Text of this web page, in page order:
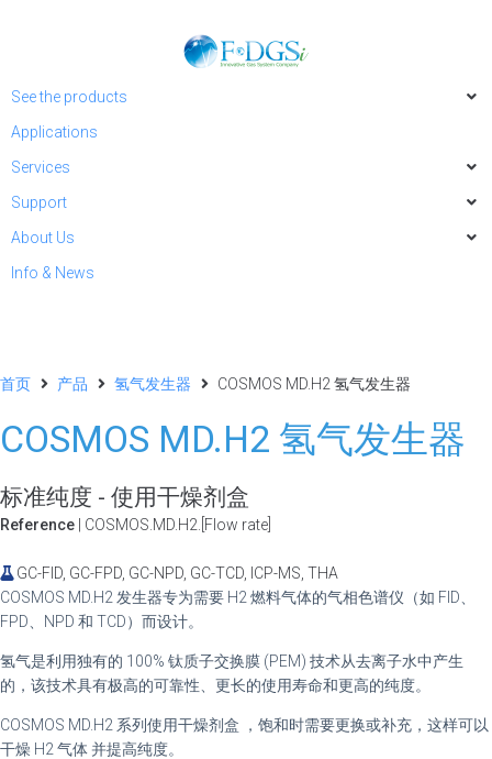
See the products
Applications
Services
Support
About Us
Info & News
首页 产品 氢气发生器 COSMOS MD.H2 氢气发生器
COSMOS MD.H2 氢气发生器
标准纯度 - 使用干燥剂盒
Reference | COSMOS.MD.H2.[Flow rate]
GC-FID, GC-FPD, GC-NPD, GC-TCD, ICP-MS, THA
COSMOS MD.H2 发生器专为需要 H2 燃料气体的气相色谱仪（如 FID、
FPD、NPD 和 TCD）而设计。
氢气是利用独有的 100% 钛质子交换膜 (PEM) 技术从去离子水中产生
的，该技术具有极高的可靠性、更长的使用寿命和更高的纯度。
COSMOS MD.H2 系列使用干燥剂盒
，饱和时需要更换或补充，这样可以
干燥 H2 气体 并提高纯度。